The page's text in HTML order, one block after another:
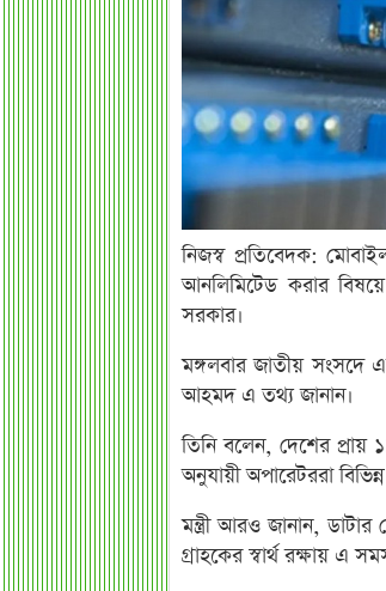
নিজস্ব প্রতিবেদক:
আনলিমিটেড করার
সরকার।
মঙ্গলবার জাতীয় সংসদে এক
আহমদ এ তথ্য জানান।
তিনি বলেন, দেশের প্রায়
অনুযায়ী অপারেটররা
মন্ত্রী আরও জানান,
গ্রাহকের স্বার্থ রক্ষায় এ